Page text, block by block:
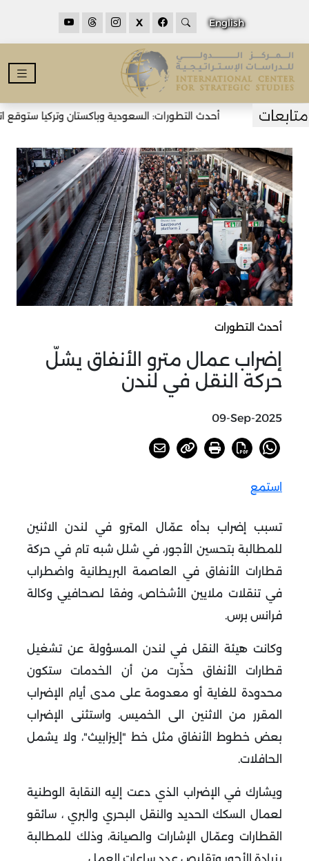
English
X
أحدث التطورات: السعودية وباكستان وتركيا ستوقع
أحدث التطورات
إضراب عمال مترو الأنفاق يشلّ
حركة النقل في لندن
09-Sep-2025
استمع
تسبب إضراب بدأه عمّال المترو في لندن الاثنين
للمطالبة بتحسين الأجور، في شلل شبه تام في حركة
قطارات الأنفاق في العاصمة البريطانية واضطراب
في تنقلات ملايين الأشخاص، وفقا لصحافيي وكالة
فرانس برس.
وكانت هيئة النقل في لندن المسؤولة عن تشغيل
قطارات الأنفاق حذّرت من أن الخدمات ستكون
محدودة للغاية أو معدومة على مدى أيام الإضراب
المقرر من الاثنين الى الخميس. واستثنى الإضراب
بعض خطوط الأنفاق مثل خط "إليزابيث"، ولا يشمل
الحافلات.
ويشارك في الإضراب الذي دعت إليه النقابة الوطنية
لعمال السكك الحديد والنقل البحري والبري ، سائقو
القطارات وعمّال الإشارات والصيانة، وذلك للمطالبة